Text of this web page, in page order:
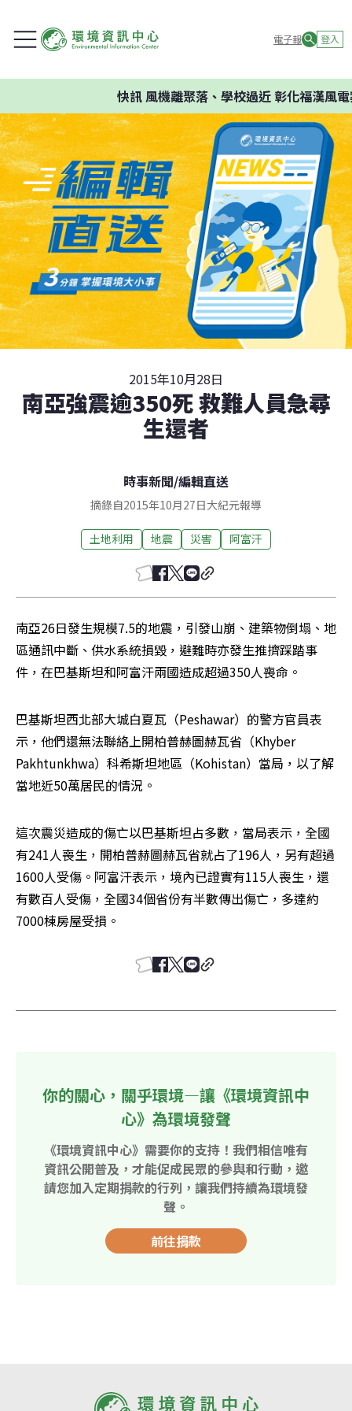
電子報 登入
快訊風機離聚落、學校過近 彰化福漢風電
2015年10月28日
南亞強震逾350死 救難人員急尋
生還者
時事新聞/編輯直送
摘錄自2015年10月27日大紀元報導
土地利用 地震 災害 阿富汗
南亞26日發生規模7.5的地震，引發山崩、建築物倒塌、地
區通訊中斷、供水系統損毀，避難時亦發生推擠踩踏事
件，在巴基斯坦和阿富汗兩國造成超過350人喪命。
巴基斯坦西北部大城白夏瓦（Peshawar）的警方官員表
示，他們還無法聯絡上開柏普赫圖赫瓦省（Khyber
Pakhtunkhwa）科希斯坦地區（Kohistan）當局，以了解
當地近50萬居民的情況。
這次震災造成的傷亡以巴基斯坦占多數，當局表示，全國
有241人喪生，開柏普赫圖赫瓦省就占了196人，另有超過
1600人受傷。阿富汗表示，境內已證實有115人喪生，還
有數百人受傷，全國34個省份有半數傳出傷亡，多達約
7000棟房屋受損。
你的關心，關乎環境—讓《環境資訊中
心》為環境發聲
《環境資訊中心》需要你的支持！我們相信唯有
資訊公開普及，才能促成民眾的參與和行動，邀
請您加入定期捐款的行列，讓我們持續為環境發
聲。
前往捐款